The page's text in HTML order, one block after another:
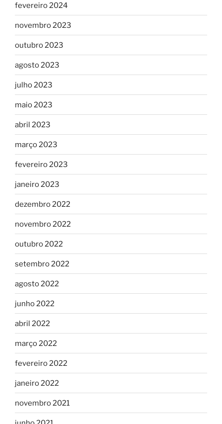
fevereiro 2024
novembro 2023
outubro 2023
agosto 2023
julho 2023
maio 2023
abril 2023
março 2023
fevereiro 2023
janeiro 2023
dezembro 2022
novembro 2022
outubro 2022
setembro 2022
agosto 2022
junho 2022
abril 2022
março 2022
fevereiro 2022
janeiro 2022
novembro 2021